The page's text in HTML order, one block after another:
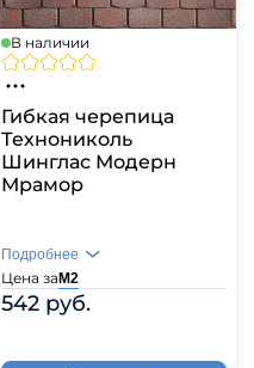
В наличии
Гибкая черепица
Технониколь
Шинглас Модерн
Мрамор
Цена заМ2
542 руб.
Подробнее